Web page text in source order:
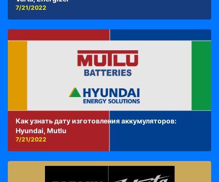
7/21/2022
Как узнать дату изготовления аккумуляторов:
Hyundai, Mutlu
7/21/2022